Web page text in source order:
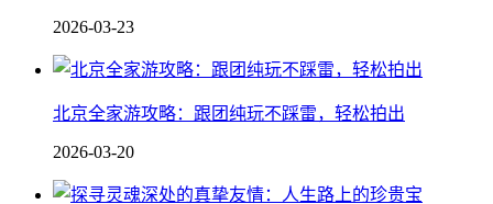
2026-03-23
北京全家游攻略：跟团纯玩不踩雷，轻松拍出
2026-03-20